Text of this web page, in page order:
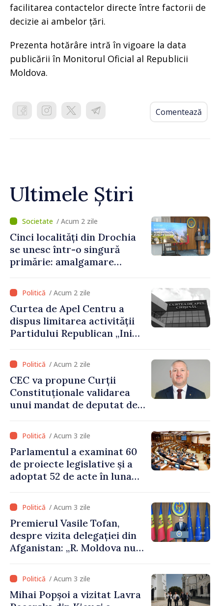
facilitarea contactelor directe între factorii de
decizie ai ambelor țări.
Prezenta hotărâre intră în vigoare la data
publicării în Monitorul Oficial al Republicii
Moldova.
Comentează
Ultimele Știri
/ Acum 2 zile
Cinci localități din Drochia
se unesc într-o singură
primărie: amalgamare
stimulente de peste 28 de
milioane de lei oferite de
Guvern
/ Acum 2 zile
Curtea de Apel Centru a
dispus limitarea activității
Partidului Republican „Inima
/ Acum 2 zile
CEC va propune Curții
Constituționale validarea
unui mandat de deputat de
/ Acum 3 zile
Parlamentul a examinat 60
de proiecte legislative și a
adoptat 52 de acte în luna
/ Acum 3 zile
Premierul Vasile Tofan,
despre vizita delegației din
Afganistan: „R. Moldova nu
talibană. Aprobarea acestei
vizite a fost o eroare de
evaluare și de coordonare
/ Acum 3 zile
Mihai Popșoi a vizitat Lavra